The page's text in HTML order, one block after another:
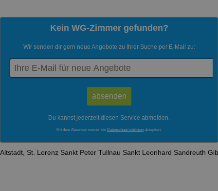
Kein WG-Zimmer gefunden?
Wir senden dir gern neue Angebote zu Ihrer Suche per E-Mail zu:
Du kannst jederzeit diesen Service abmelden.
Mit dem Absenden werden die Datenschutzrichtlinien akzeptiert.
Altstadt, St. Lorenz Sankt Peter Tullnau Sankt Leonhard Sandreuth